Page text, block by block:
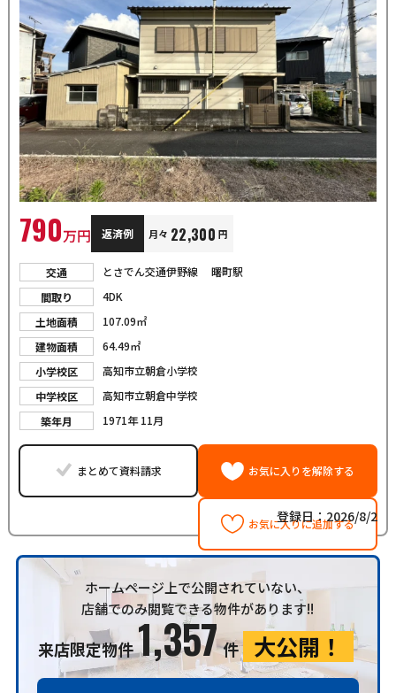
790万円 返済例 月々 22,300 円
交通 とさでん交通伊野線 曙町駅
間取り
4DK
土地面積
107.09㎡
建物面積
64.49㎡
小学校区
高知市立朝倉小学校
中学校区
高知市立朝倉中学校
築年月
1971年 11月
まとめて資料請求 お気に入りを解除する
お気に入りに追加する
登録日：2026/8/2
ホームページ上で公開されていない、
店舗でのみ閲覧できる物件があります!!
来店限定物件1,357件 大公開！